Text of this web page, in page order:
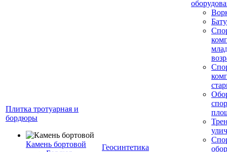
Плитка тротуарная и
бордюры
Камень бортовой
Геосинтетика